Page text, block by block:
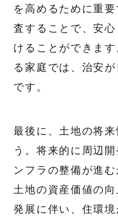
を高めるために重
査することで、安
けることができま
る家庭では、治安
です。
最後に、土地の将
う。将来的に周辺
ンフラの整備が進
土地の資産価値の
発展に伴い、住環